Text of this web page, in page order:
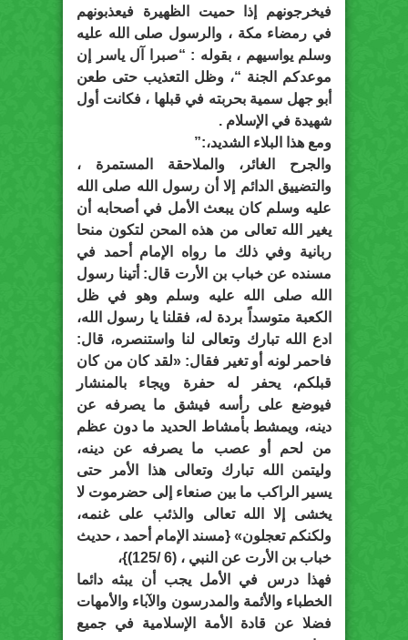
فيخرجونهم إذا حميت الظهيرة فيعذبونهم
في رمضاء مكة ، والرسول صلى الله عليه
وسلم يواسيهم ، بقوله : “صبرا آل ياسر إن
موعدكم الجنة “، وظل التعذيب حتى طعن
أبو جهل سمية بحربته في قبلها ، فكانت أول
شهيدة في الإسلام .
ومع هذا البلاء الشديد،:”
والجرح الغائر، والملاحقة المستمرة ،
والتضييق الدائم إلا أن رسول الله صلى الله
عليه وسلم كان يبعث الأمل في أصحابه أن
يغير الله تعالى من هذه المحن لتكون منحا
ربانية وفي ذلك ما رواه الإمام أحمد في
مسنده عن خباب بن الأرت قال: أتينا رسول
الله صلى الله عليه وسلم وهو في ظل
الكعبة متوسداً بردة له، فقلنا يا رسول الله،
ادع الله تبارك وتعالى لنا واستنصره، قال:
فاحمر لونه أو تغير فقال: «لقد كان من كان
قبلكم، يحفر له حفرة ويجاء بالمنشار
فيوضع على رأسه فيشق ما يصرفه عن
دينه، ويمشط بأمشاط الحديد ما دون عظم
من لحم أو عصب ما يصرفه عن دينه،
وليتمن الله تبارك وتعالى هذا الأمر حتى
يسير الراكب ما بين صنعاء إلى حضرموت لا
يخشى إلا الله تعالى والذئب على غنمه،
ولكنكم تعجلون» {مسند الإمام أحمد ، حديث
خباب بن الأرت عن النبي ، (6 /125)}،
فهذا درس في الأمل يجب أن يبثه دائما
الخطباء والأئمة والمدرسون والآباء والأمهات
فضلا عن قادة الأمة الإسلامية في جميع